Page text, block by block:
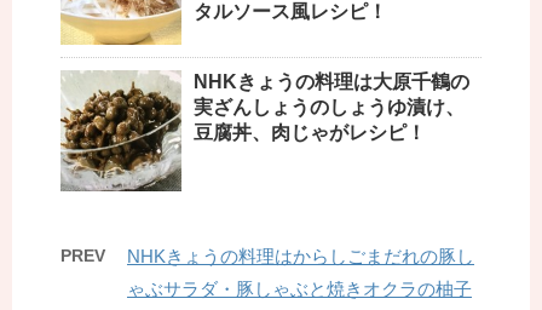
タルソース風レシピ！
NHKきょうの料理は大原千鶴の
実ざんしょうのしょうゆ漬け、
豆腐丼、肉じゃがレシピ！
PREV
NHKきょうの料理はからしごまだれの豚し
ゃぶサラダ・豚しゃぶと焼きオクラの柚子